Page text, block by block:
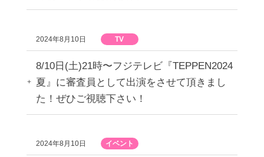
2024年8月10日 TV
8/10日(土)21時〜フジテレビ『TEPPEN2024
夏』に審査員として出演をさせて頂きまし
た！ぜひご視聴下さい！
2024年8月10日 イベント